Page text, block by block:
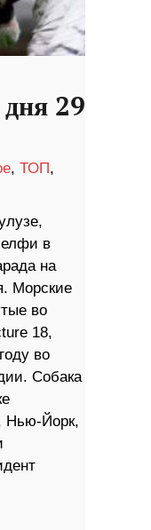
29
, ТОП,
в
на
Морские
во
18,
во
Собака
Нью-Йорк,